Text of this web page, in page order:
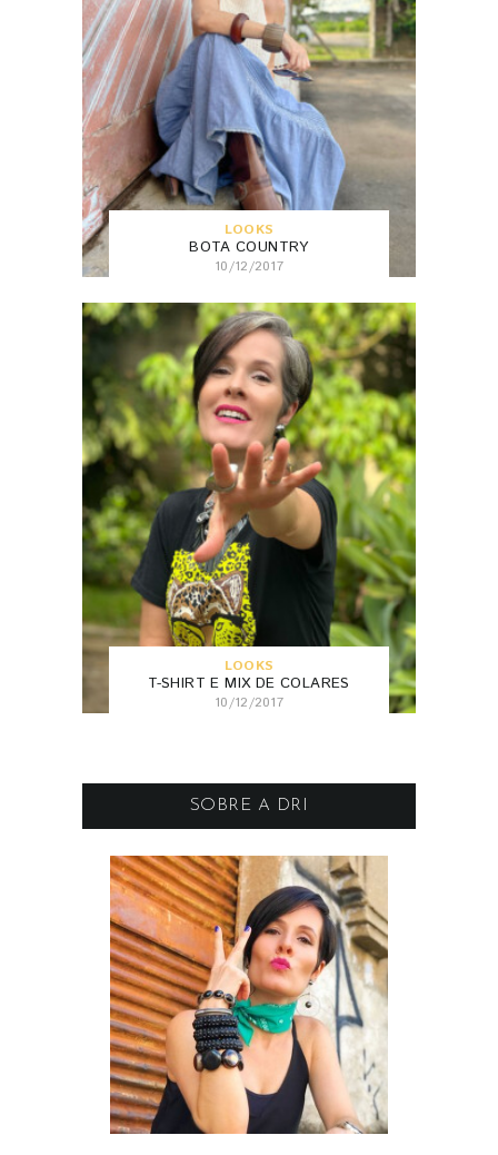
LOOKS
BOTA COUNTRY
10/12/2017
LOOKS
T-SHIRT E MIX DE COLARES
10/12/2017
SOBRE A DRI